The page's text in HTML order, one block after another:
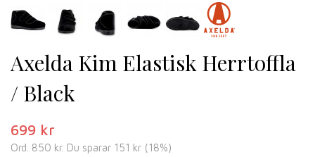
Axelda Kim Elastisk Herrtoffla
/ Black
699 kr
Ord. 850 kr. Du sparar 151 kr (18%)